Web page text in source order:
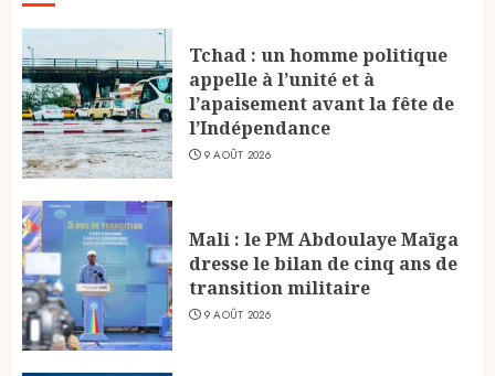
Tchad : un homme politique
appelle à l’unité et à
l’apaisement avant la fête de
l’Indépendance
9 AOÛT 2026
Mali : le PM Abdoulaye Maïga
dresse le bilan de cinq ans de
transition militaire
9 AOÛT 2026